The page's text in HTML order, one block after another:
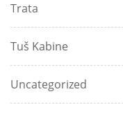
Trata
Tuš Kabine
Uncategorized